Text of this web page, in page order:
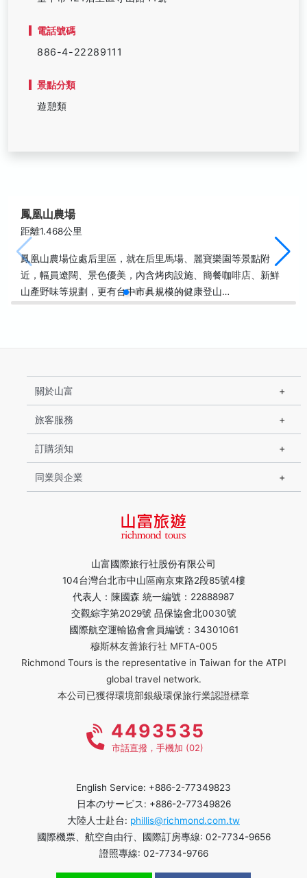
電話號碼
886-4-22289111
景點分類
遊憩類
鳳凰山農場
距離1.468公里
鳳凰山農場位處后里區，就在后里馬場、麗寶樂園等景點附
近，幅員遼闊、景色優美，內含烤肉設施、簡餐咖啡店、新鮮
山產野味等規劃，更有台中市具規模的健康登山…
山富國際旅行社股份有限公司
104台灣台北市中山區南京東路2段85號4樓
代表人：陳國森 統一編號：22888987
交觀綜字第2029號 品保協會北0030號
國際航空運輸協會會員編號：34301061
穆斯林友善旅行社 MFTA-005
Richmond Tours is the representative in Taiwan for the ATPI
global travel network.
本公司已獲得環境部銀級環保旅行業認證標章
關於山富
旅客服務
訂購須知
同業與企業
4493535
市話直撥，手機加 (02)
English Service: +886-2-77349823
日本のサービス: +886-2-77349826
大陸人士赴台: phillis@richmond.com.tw
國際機票、航空自由行、國際訂房專線: 02-7734-9656
證照專線: 02-7734-9766